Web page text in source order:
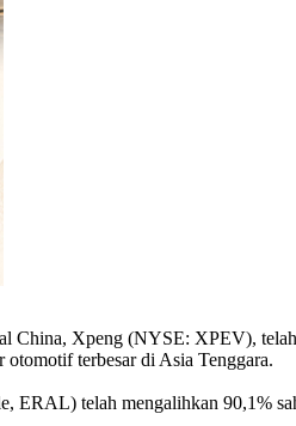
China, Xpeng (NYSE: XPEV),
terbesar di Asia Tenggara.
ERAL) telah mengalihkan 90,1%